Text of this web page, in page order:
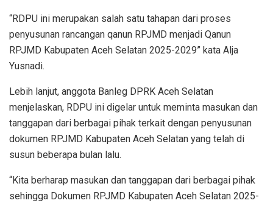
“RDPU ini merupakan salah satu tahapan dari proses
penyusunan rancangan qanun RPJMD menjadi Qanun
RPJMD Kabupaten Aceh Selatan 2025-2029” kata Alja
Yusnadi.
Lebih lanjut, anggota Banleg DPRK Aceh Selatan
menjelaskan, RDPU ini digelar untuk meminta masukan dan
tanggapan dari berbagai pihak terkait dengan penyusunan
dokumen RPJMD Kabupaten Aceh Selatan yang telah di
susun beberapa bulan lalu.
“Kita berharap masukan dan tanggapan dari berbagai pihak
sehingga Dokumen RPJMD Kabupaten Aceh Selatan 2025-